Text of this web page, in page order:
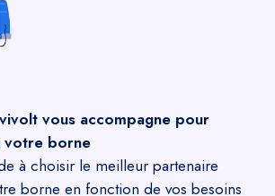
vous accompagne pour
votre borne
à choisir le meilleur partenaire
borne en fonction de vos besoins